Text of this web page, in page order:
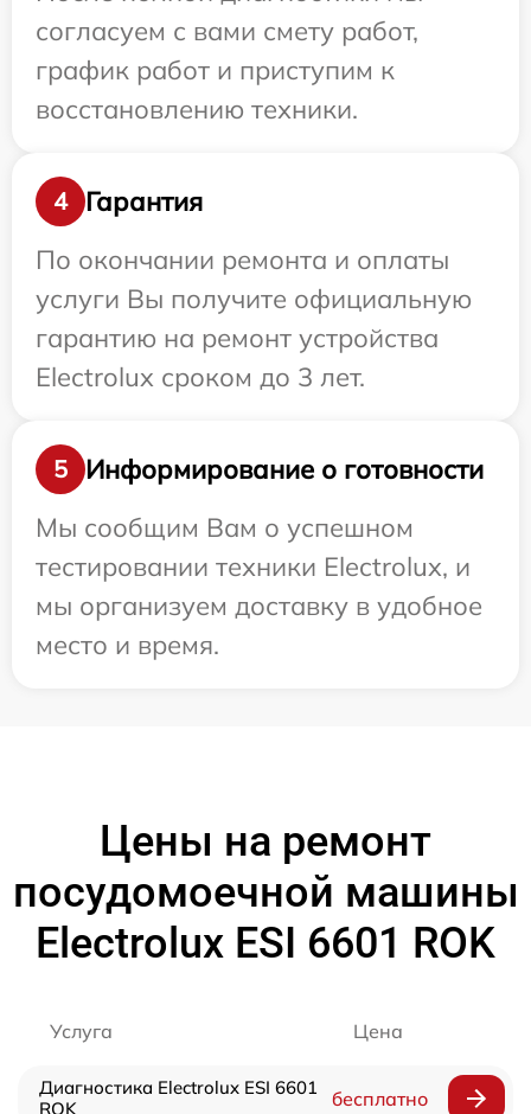
согласуем с вами смету работ,
график работ и приступим к
восстановлению техники.
4
Гарантия
По окончании ремонта и оплаты
услуги Вы получите официальную
гарантию на ремонт устройства
Electrolux сроком до 3 лет.
5
Информирование о готовности
Мы сообщим Вам о успешном
тестировании техники Electrolux, и
мы организуем доставку в удобное
место и время.
Цены на ремонт
посудомоечной машины
Electrolux ESI 6601 ROK
Услуга Цена
Диагностика Electrolux ESI 6601
ROK
бесплатно